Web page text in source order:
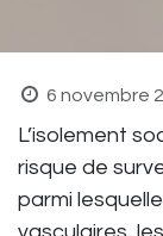
6 novembre
L’isolement
risque de
parmi